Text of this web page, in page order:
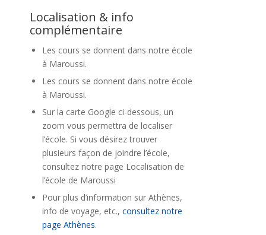
Localisation & info
complémentaire
Les cours se donnent dans notre école
à Maroussi.
Les cours se donnent dans notre école
à Maroussi.
Sur la carte Google ci-dessous, un
zoom vous permettra de localiser
l’école. Si vous désirez trouver
plusieurs façon de joindre l’école,
consultez notre page Localisation de
l’école de Maroussi
Pour plus d’information sur Athènes,
info de voyage, etc., consultez notre
page Athènes.